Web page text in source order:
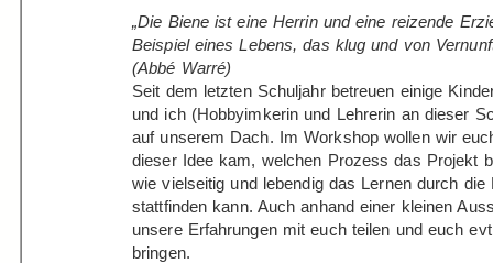
„Die Biene ist eine Herrin und eine reizende
Beispiel eines Lebens, das klug und von
(Abbé Warré)
Seit dem letzten Schuljahr betreuen einige
und ich (Hobbyimkerin und Lehrerin an dieser
auf unserem Dach. Im Workshop wollen wir
dieser Idee kam, welchen Prozess das Projekt
wie vielseitig und lebendig das Lernen durch die
stattfinden kann. Auch anhand einer kleinen
unsere Erfahrungen mit euch teilen und euch
bringen.